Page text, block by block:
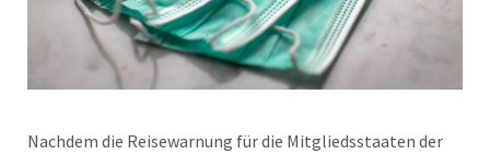
Nachdem die Reisewarnung für die Mitgliedsstaaten der